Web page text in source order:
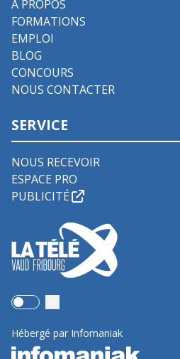
À PROPOS
FORMATIONS
EMPLOI
BLOG
CONCOURS
NOUS CONTACTER
SERVICE
NOUS RECEVOIR
ESPACE PRO
PUBLICITÉ
Use setting
Hébergé par Infomaniak